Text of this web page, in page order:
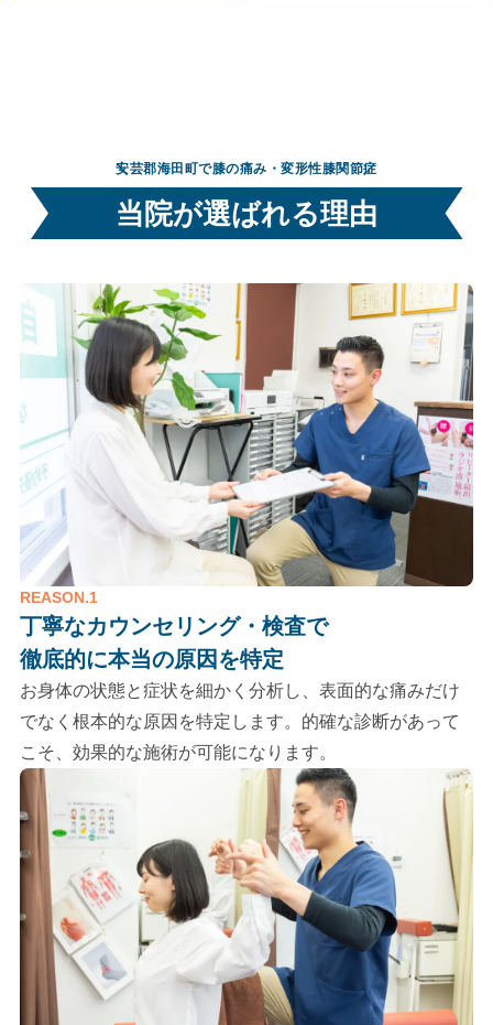
安芸郡海田町で膝の痛み・変形性膝関節症
当院が選ばれる理由
REASON.1
丁寧なカウンセリング・検査で
徹底的に本当の原因を特定
お身体の状態と症状を細かく分析し、表面的な痛みだけ
でなく根本的な原因を特定します。的確な診断があって
こそ、効果的な施術が可能になります。